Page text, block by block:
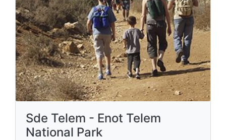
Sde Telem - Enot Telem
National Park